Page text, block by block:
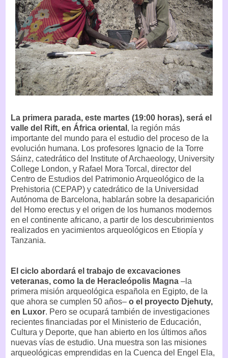
La primera parada, este martes (19:00 horas), será el
valle del Rift, en África oriental , la región más
importante del mundo para el estudio del proceso de la
evolución humana. Los profesores Ignacio de la Torre
Sáinz, catedrático del Institute of Archaeology, University
College London, y Rafael Mora Torcal, director del
Centro de Estudios del Patrimonio Arqueológico de la
Prehistoria (CEPAP) y catedrático de la Universidad
Autónoma de Barcelona, hablarán sobre la desaparición
del Homo erectus y el origen de los humanos modernos
en el continente africano, a partir de los descubrimientos
realizados en yacimientos arqueológicos en Etiopía y
Tanzania.
El ciclo abordará el trabajo de excavaciones
veteranas, como la de Heracleópolis Magna –la
primera misión arqueológica española en Egipto, de la
que ahora se cumplen 50 años– o el proyecto Djehuty,
en Luxor. Pero se ocupará también de investigaciones
recientes financiadas por el Ministerio de Educación,
Cultura y Deporte, que han abierto en los últimos años
nuevas vías de estudio. Una muestra son las misiones
arqueológicas emprendidas en la Cuenca del Engel Ela,